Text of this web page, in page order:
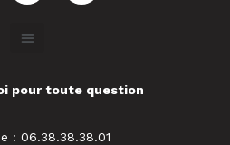
pour toute question
: 06.38.38.38.01